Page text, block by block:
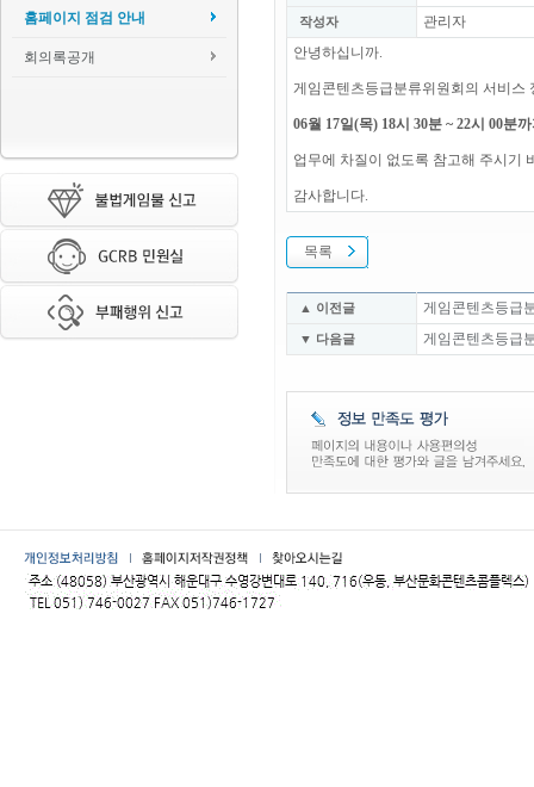
홈페이지 점검 안내
회의록공개
작성자
관리자
안녕하십니까.
게임콘텐츠등급분류위원회의 서비스
06월 17일(목) 18시 30분 ~ 22시 00분
업무에 차질이 없도록 참고해 주시기
감사합니다.
목록
▲ 이전글 게임콘텐츠등급
▼ 다음글 게임콘텐츠등급